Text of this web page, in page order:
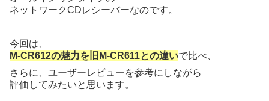
ネットワークCDレシーバーなのです。
今回は、
M-CR612の魅力を旧M-CR611との違いで比べ、
さらに、ユーザーレビューを参考にしながら
評価してみたいと思います。